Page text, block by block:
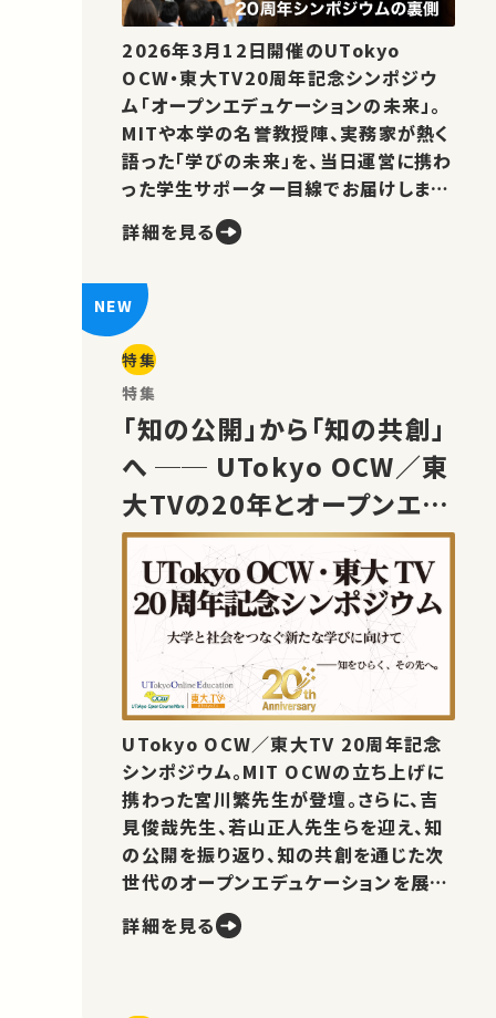
2026年3月12日開催のUTokyo
OCW・東大TV20周年記念シンポジウ
ム「オープンエデュケーションの未来」。
MITや本学の名誉教授陣、実務家が熱く
語った「学びの未来」を、当日運営に携わ
った学生サポーター目線でお届けしま
詳細を見る
特集
特集
「知の公開」から「知の共創」
へ ── UTokyo OCW／東
大TVの20年とオープンエデ
ュケーションの未来
UTokyo OCW／東大TV 20周年記念
シンポジウム。MIT OCWの立ち上げに
携わった宮川繁先生が登壇。さらに、吉
見俊哉先生、若山正人先生らを迎え、知
の公開を振り返り、知の共創を通じた次
世代のオープンエデュケーションを展望
詳細を見る